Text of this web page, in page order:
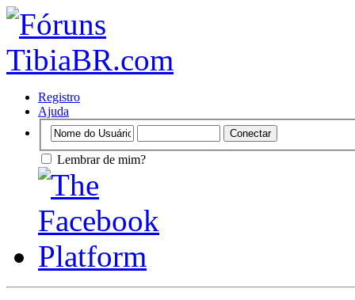
Registro
Ajuda
Lembrar de mim?